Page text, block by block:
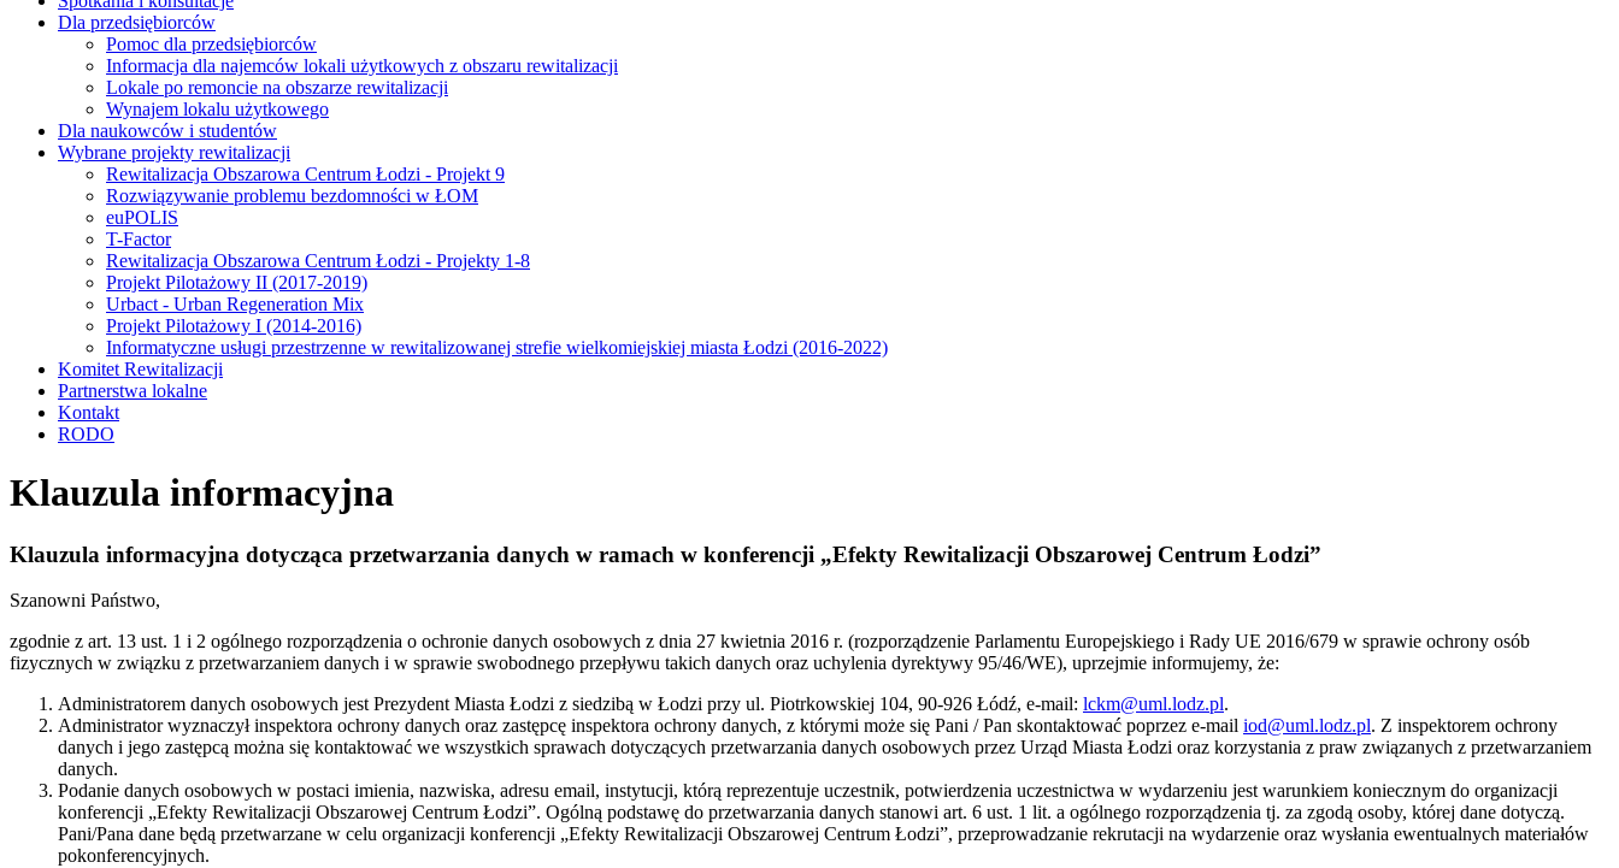
Dla przedsiębiorców
Pomoc dla przedsiębiorców
Informacja dla najemców lokali użytkowych z obszaru rewitalizacji
Lokale po remoncie na obszarze rewitalizacji
Wynajem lokalu użytkowego
Dla naukowców i studentów
Wybrane projekty rewitalizacji
Rewitalizacja Obszarowa Centrum Łodzi - Projekt 9
Rozwiązywanie problemu bezdomności w ŁOM
euPOLIS
T-Factor
Rewitalizacja Obszarowa Centrum Łodzi - Projekty 1-8
Projekt Pilotażowy II (2017-2019)
Urbact - Urban Regeneration Mix
Projekt Pilotażowy I (2014-2016)
Informatyczne usługi przestrzenne w rewitalizowanej strefie wielkomiejskiej miasta Łodzi (2016-2022)
Komitet Rewitalizacji
Partnerstwa lokalne
Kontakt
RODO
Klauzula informacyjna
Klauzula informacyjna dotycząca przetwarzania danych w ramach w konferencji „Efekty Rewitalizacji Obszarowej Centrum Łodzi”
Szanowni Państwo,
zgodnie z art. 13 ust. 1 i 2 ogólnego rozporządzenia o ochronie danych osobowych z dnia 27 kwietnia 2016 r. (rozporządzenie Parlamentu Europejskiego i Rady UE 2016/679 w sprawie ochrony osób
fizycznych w związku z przetwarzaniem danych i w sprawie swobodnego przepływu takich danych oraz uchylenia dyrektywy 95/46/WE), uprzejmie informujemy, że:
Administratorem danych osobowych jest Prezydent Miasta Łodzi z siedzibą w Łodzi przy ul. Piotrkowskiej 104, 90-926 Łódź, e-mail: lckm@uml.lodz.pl.
Administrator wyznaczył inspektora ochrony danych oraz zastępcę inspektora ochrony danych, z którymi może się Pani / Pan skontaktować poprzez e-mail iod@uml.lodz.pl. Z inspektorem ochrony
danych i jego zastępcą można się kontaktować we wszystkich sprawach dotyczących przetwarzania danych osobowych przez Urząd Miasta Łodzi oraz korzystania z praw związanych z przetwarzaniem
danych.
Podanie danych osobowych w postaci imienia, nazwiska, adresu email, instytucji, którą reprezentuje uczestnik, potwierdzenia uczestnictwa w wydarzeniu jest warunkiem koniecznym do organizacji
konferencji „Efekty Rewitalizacji Obszarowej Centrum Łodzi”. Ogólną podstawę do przetwarzania danych stanowi art. 6 ust. 1 lit. a ogólnego rozporządzenia tj. za zgodą osoby, której dane dotyczą.
Pani/Pana dane będą przetwarzane w celu organizacji konferencji „Efekty Rewitalizacji Obszarowej Centrum Łodzi”, przeprowadzanie rekrutacji na wydarzenie oraz wysłania ewentualnych materiałów
pokonferencyjnych.